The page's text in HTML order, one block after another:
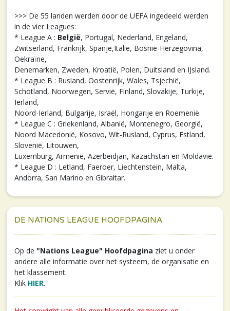
>>> De 55 landen werden door de UEFA ingedeeld werden
in de vier Leagues:
* League A : België, Portugal, Nederland, Engeland,
Zwitserland, Frankrijk, Spanje,Italië, Bosnië-Herzegovina,
Oekraïne,
Denemarken, Zweden, Kroatië, Polen, Duitsland en IJsland.
* League B : Rusland, Oostenrijk, Wales, Tsjechië,
Schotland, Noorwegen, Servië, Finland, Slovakije, Turkije,
Ierland,
Noord-Ierland, Bulgarije, Israël, Hongarije en Roemenië.
* League C : Griekenland, Albanië, Montenegro, Georgië,
Noord Macedonië, Kosovo, Wit-Rusland, Cyprus, Estland,
Slovenië, Litouwen,
Luxemburg, Armenië, Azerbeidjan, Kazachstan en Moldavië.
* League D : Letland, Faeröer, Liechtenstein, Malta,
Andorra, San Marino en Gibraltar.
DE NATIONS LEAGUE HOOFDPAGINA
Op de "Nations League" Hoofdpagina ziet u onder
andere alle informatie over het systeem, de organisatie en
het klassement.
Klik HIER.